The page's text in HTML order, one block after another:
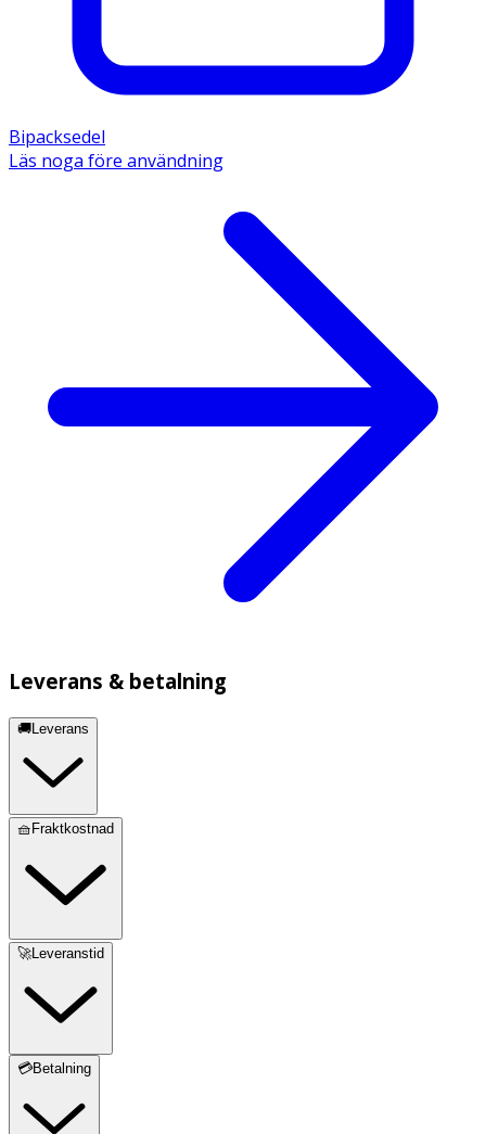
Bipacksedel
Läs noga före användning
Leverans & betalning
🚚Leverans
🧺Fraktkostnad
🚀Leveranstid
💳Betalning